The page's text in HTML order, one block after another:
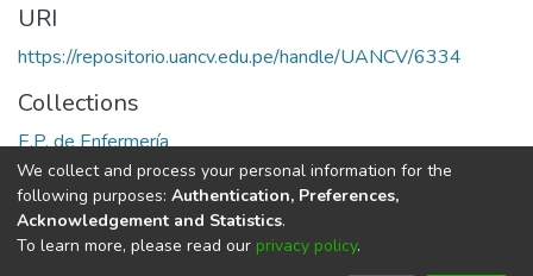
URI
https://repositorio.uancv.edu.pe/handle/UANCV/6334
Collections
E.P. de Enfermería
Full item page
DSpace softwarecopyright © 2002-2026
We collect and process your personal information for the
following purposes: Authentication, Preferences,
Acknowledgement and Statistics.
To learn more, please read our privacy policy.